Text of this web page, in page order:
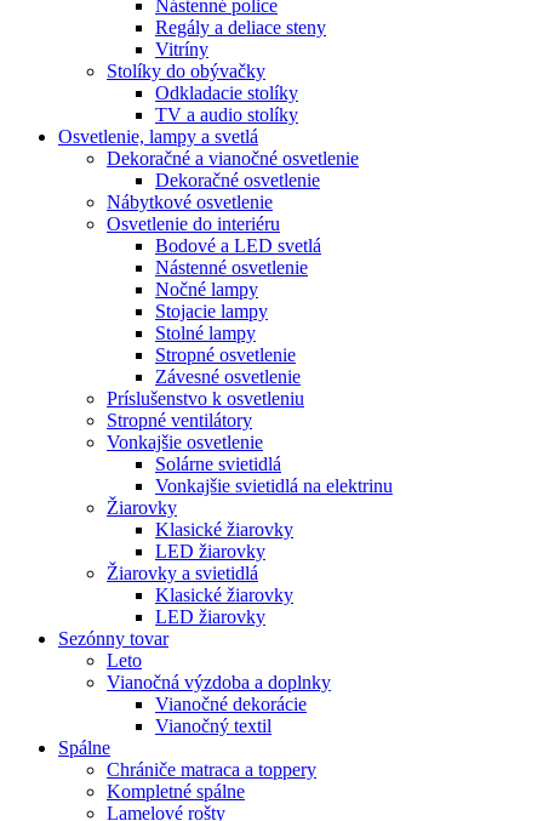
Nástenné police
Regály a deliace steny
Vitríny
Stolíky do obývačky
Odkladacie stolíky
TV a audio stolíky
Osvetlenie, lampy a svetlá
Dekoračné a vianočné osvetlenie
Dekoračné osvetlenie
Nábytkové osvetlenie
Osvetlenie do interiéru
Bodové a LED svetlá
Nástenné osvetlenie
Nočné lampy
Stojacie lampy
Stolné lampy
Stropné osvetlenie
Závesné osvetlenie
Príslušenstvo k osvetleniu
Stropné ventilátory
Vonkajšie osvetlenie
Solárne svietidlá
Vonkajšie svietidlá na elektrinu
Žiarovky
Klasické žiarovky
LED žiarovky
Žiarovky a svietidlá
Klasické žiarovky
LED žiarovky
Sezónny tovar
Leto
Vianočná výzdoba a doplnky
Vianočné dekorácie
Vianočný textil
Spálne
Chrániče matraca a toppery
Kompletné spálne
Lamelové rošty